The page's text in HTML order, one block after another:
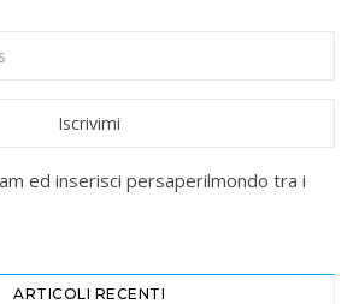
ed inserisci persaperilmondo tra i
ARTICOLI RECENTI